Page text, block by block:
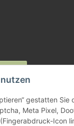
gestatten
Meta Pixel,
Icon